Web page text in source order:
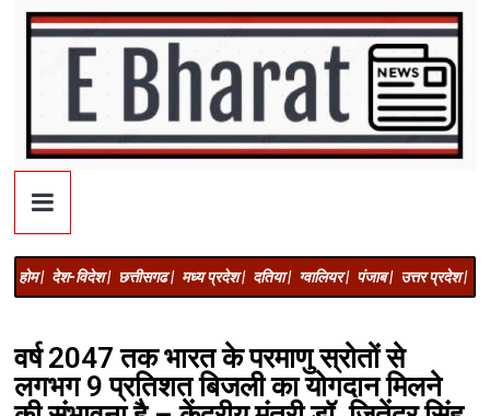
होम | देश-विदेश | छत्तीसगढ | मध्य प्रदेश | दतिया | ग्वालियर | पंजाब | उत्तर प्रदेश |
वर्ष 2047 तक भारत के परमाणु स्रोतों से
लगभग 9 प्रतिशत बिजली का योगदान मिलने